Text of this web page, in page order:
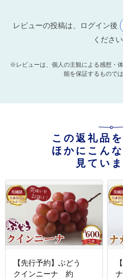
レビューの投稿は、ログイン後
ください
※レビューは、個人の主観による感想・
能を保証するもので
この返礼品
ほかにこん
見ていま
【先行予約】ぶどう
クインニーナ 約